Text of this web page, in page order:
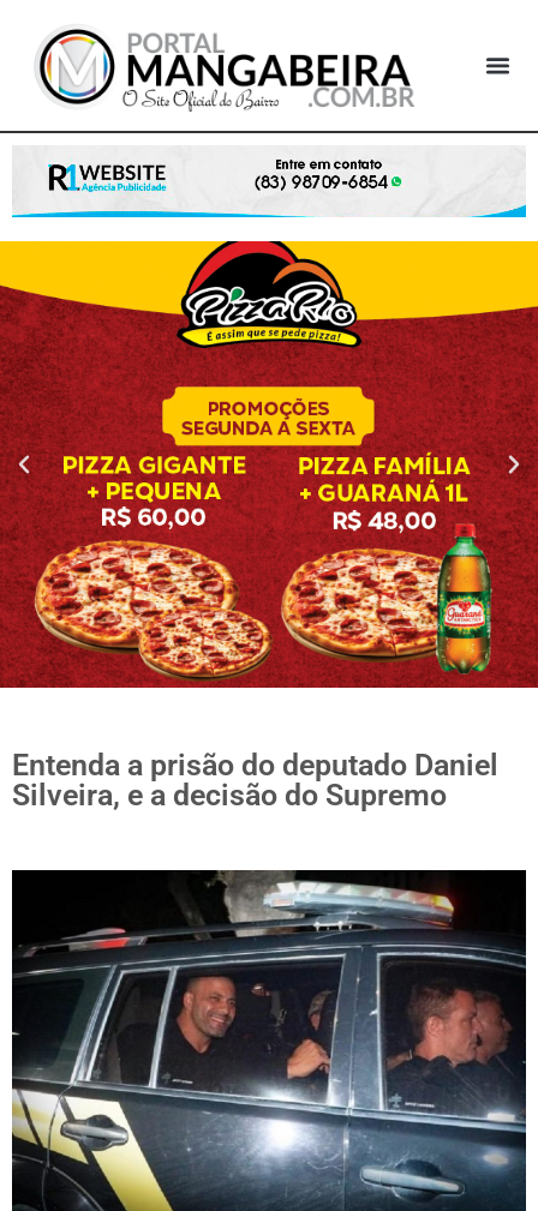
Entenda a prisão do deputado Daniel
Silveira, e a decisão do Supremo